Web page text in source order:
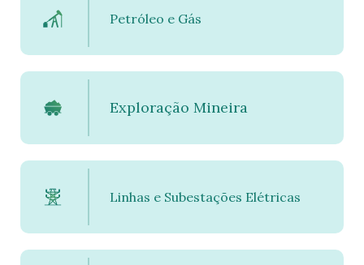
Petróleo e Gás
Exploração Mineira
Linhas e Subestações Elétricas